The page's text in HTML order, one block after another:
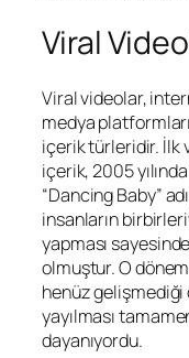
Viral
Viral videolar,
medya
içerik türleridir. İlk
içerik, 2005
“Dancing Baby”
insanların
yapması
olmuştur. O
henüz
yayılması
dayanıyordu.